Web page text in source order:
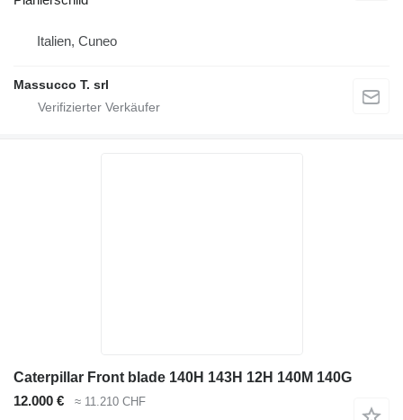
Italien, Cuneo
Massucco T. srl
Caterpillar Front blade 140H 143H 12H 140M 140G
12.000 €
≈ 11.210 CHF